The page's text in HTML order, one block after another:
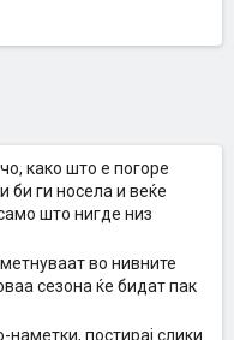
како што е погоре
би ги носела и веќе
што нигде низ
во нивните
сезона ќе бидат пак
постирај слики